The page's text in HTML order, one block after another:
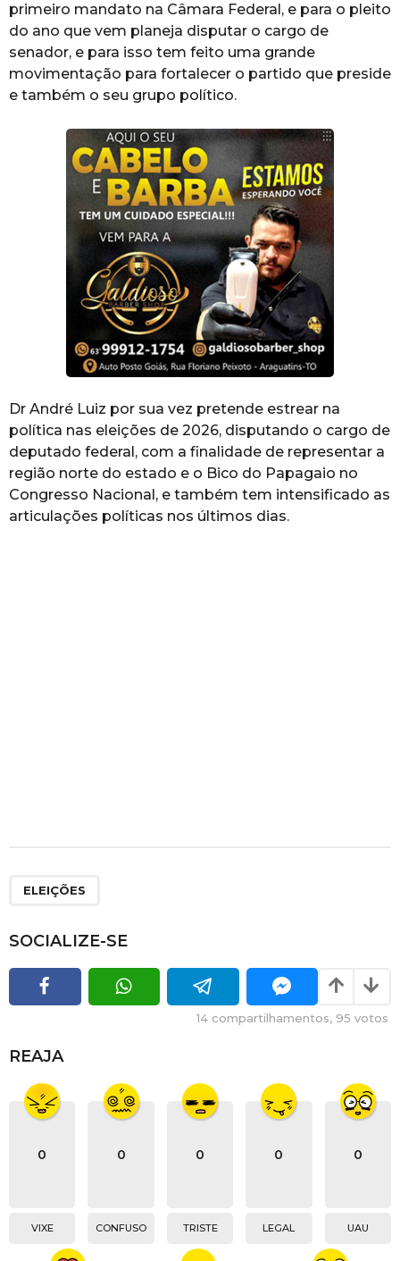
primeiro mandato na Câmara Federal, e para o pleito
do ano que vem planeja disputar o cargo de
senador, e para isso tem feito uma grande
movimentação para fortalecer o partido que preside
e também o seu grupo político.
Dr André Luiz por sua vez pretende estrear na
política nas eleições de 2026, disputando o cargo de
deputado federal, com a finalidade de representar a
região norte do estado e o Bico do Papagaio no
Congresso Nacional, e também tem intensificado as
articulações políticas nos últimos dias.
ELEIÇÕES
SOCIALIZE-SE
14 compartilhamentos, 95 votos
REAJA
0
VIXE
0
CONFUSO
0
TRISTE
0
LEGAL
0
UAU